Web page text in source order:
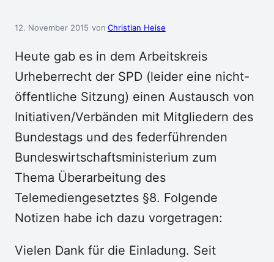
12. November 2015 Christian Heise
Heute gab es in dem Arbeitskreis
Urheberrecht der SPD (leider eine nicht-
öffentliche Sitzung) einen Austausch von
Initiativen/Verbänden mit Mitgliedern des
Bundestags und des federführenden
Bundeswirtschaftsministerium zum
Thema Überarbeitung des
Telemediengesetztes §8. Folgende
Notizen habe ich dazu vorgetragen:
Vielen Dank für die Einladung. Seit